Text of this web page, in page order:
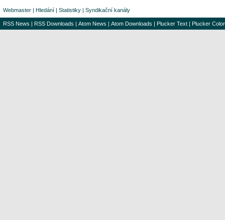
Webmaster | Hledání | Statistiky | Syndikační kanály
RSS News | RSS Downloads | Atom News | Atom Downloads | Plucker Text | Plucker Color